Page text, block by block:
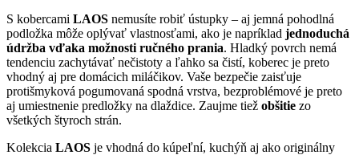
S kobercami LAOS nemusíte robiť ústupky – aj jemná pohodlná
podložka môže oplývať vlastnosťami, ako je napríklad jednoduchá
údržba vďaka možnosti ručného prania. Hladký povrch nemá
tendenciu zachytávať nečistoty a ľahko sa čistí, koberec je preto
vhodný aj pre domácich miláčikov. Vaše bezpečie zaisťuje
protišmyková pogumovaná spodná vrstva, bezproblémové je preto
aj umiestnenie predložky na dlaždice. Zaujme tiež obšitie zo
všetkých štyroch strán.
Kolekcia LAOS je vhodná do kúpeľní, kuchýň aj ako originálny